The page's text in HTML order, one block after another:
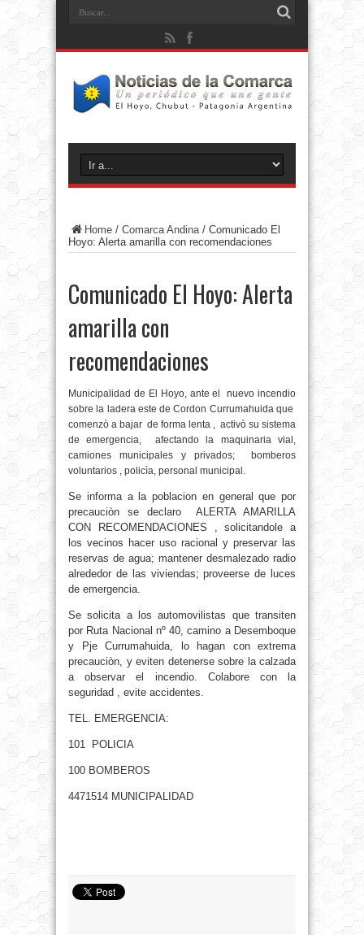
Home / Comarca Andina/ Comunicado El
Hoyo: Alerta amarilla con recomendaciones
Comunicado El Hoyo: Alerta
amarilla con
recomendaciones
Municipalidad de El Hoyo, ante el
nuevo incendio
sobre la ladera este de Cordon Currumahuida que
comenzò a bajar de forma lenta , activò su sistema
de emergencia,
afectando la maquinaria vial,
camiones municipales y privados;
bomberos
voluntarios , policìa, personal municipal.
Se informa a la poblacion en general que por
precauciòn se declaro ALERTA AMARILLA
CON RECOMENDACIONES , solicitandole a
los vecinos hacer uso racional y preservar las
reservas de agua; mantener desmalezado radio
alrededor de las viviendas; proveerse de luces
de emergencia.
Se solicita a los automovilistas que transiten
por Ruta Nacional nº 40, camino a Desemboque
y Pje Currumahuida, lo hagan con extrema
precauciòn, y eviten detenerse sobre la calzada
a observar el incendio. Colabore con la
seguridad , evite accidentes.
TEL. EMERGENCIA:
101 POLICIA
100 BOMBEROS
4471514 MUNICIPALIDAD